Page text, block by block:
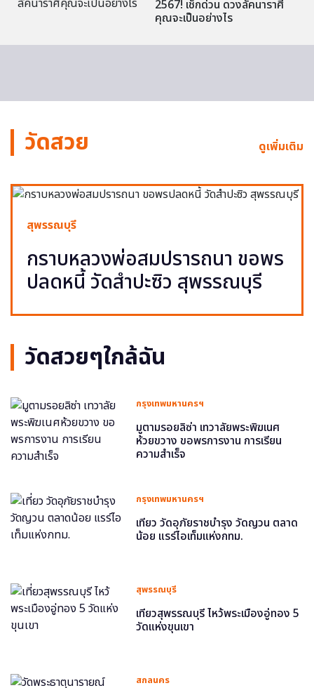
2567! เช็กด่วน ดวงลัคนาราศี
คุณจะเป็นอย่างไร
วัดสวย ดูเพิ่มเติม
สุพรรณบุรี
กราบหลวงพ่อสมปรารถนา ขอพร
ปลดหนี้ วัดสำปะซิว สุพรรณบุรี
วัดสวยๆใกล้ฉัน
กรุงเทพมหานครฯ
มูตามรอยลิซ่า เทวาลัยพระพิฆเนศ
ห้วยขวาง ขอพรการงาน การเรียน
ความสำเร็จ
กรุงเทพมหานครฯ
เที่ยว วัดอุภัยราชบำรุง วัดญวน ตลาด
น้อย แรร์ไอเท็มแห่งกทม.
สุพรรณบุรี
เที่ยวสุพรรณบุรี ไหว้พระเมืองอู่ทอง 5
วัดแห่งขุนเขา
สกลนคร